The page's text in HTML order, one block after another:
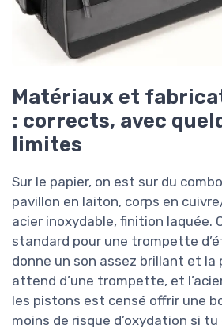
Matériaux et
: corrects, avec
limites
Sur le papier, on est sur du
pavillon en laiton, corps en
acier inoxydable, finition laquée.
standard pour une trompette
donne un son assez brillant et la
attend d’une trompette, et
les pistons est censé offrir une
moins de risque d’oxydation si